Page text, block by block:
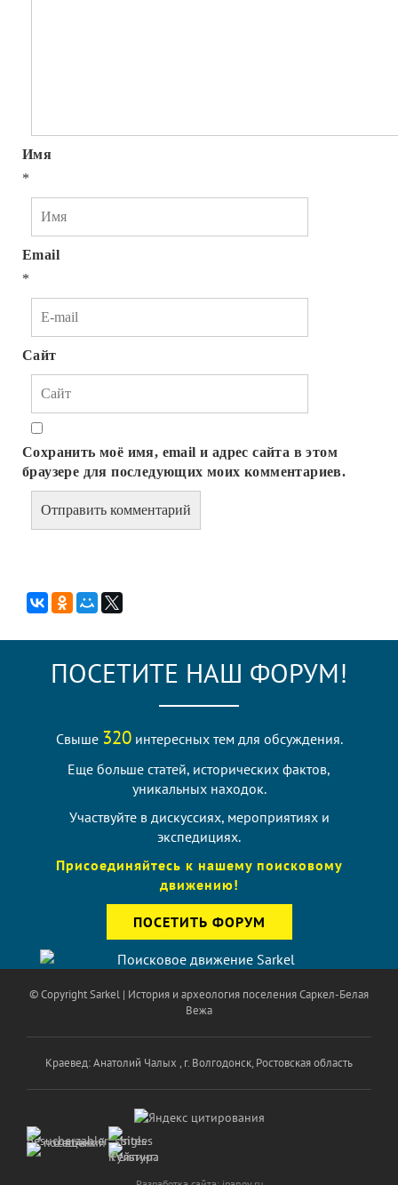
Имя
*
Email
*
Сайт
Сохранить моё имя, email и адрес сайта в этом
браузере для последующих моих комментариев.
ПОСЕТИТЕ НАШ ФОРУМ!
Свыше 320интересных тем для обсуждения.
Еще больше статей, исторических фактов,
уникальных находок.
Участвуйте в дискуссиях, мероприятиях и
экспедициях.
Присоединяйтесь к нашему поисковому
движению!
ПОСЕТИТЬ ФОРУМ
© CopyrightSarkel | История и археология поселения Саркел-Белая
Вежа
Краевед: Анатолий Чалых , г. Волгодонск, Ростовская область